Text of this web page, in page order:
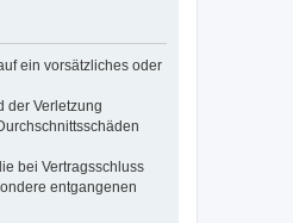
ein vorsätzliches oder
der Verletzung
bei Vertragsschluss
entgangenen